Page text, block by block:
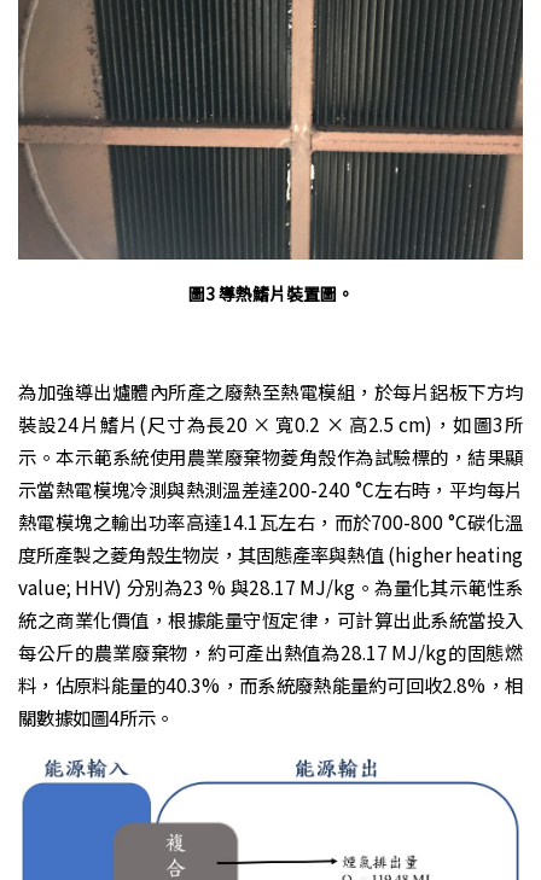
圖3 導熱鰭片裝置圖。
為加強導出爐體內所產之廢熱至熱電模組，於每片鋁板下方均
裝設24片鰭片(尺寸為長20 × 寬0.2 × 高2.5 cm)，如圖3所
示。本示範系統使用農業廢棄物菱角殼作為試驗標的，結果顯
示當熱電模塊冷測與熱測溫差達200-240 °C左右時，平均每片
熱電模塊之輸出功率高達14.1瓦左右，而於700-800 °C碳化溫
度所產製之菱角殼生物炭，其固態產率與熱值 (higher heating
value; HHV) 分別為23 % 與28.17 MJ/kg。為量化其示範性系
統之商業化價值，根據能量守恆定律，可計算出此系統當投入
每公斤的農業廢棄物，約可產出熱值為28.17 MJ/kg的固態燃
料，佔原料能量的40.3%，而系統廢熱能量約可回收2.8%，相
關數據如圖4所示。